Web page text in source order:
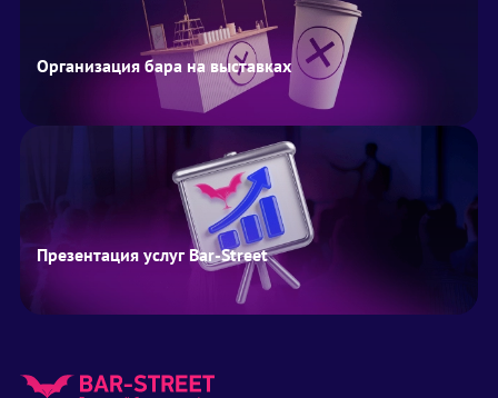
Организация бара на выставках
Презентация услуг Bar-Street